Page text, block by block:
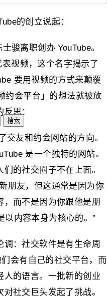
的创立说起：
骏离职创办 YouTube。
表视频，这个名字揭示了
要用视频的方式来颠覆
约会平台」的想法就被放
思：
交友和约会网站的方向。
是一个独特的网站。
的社交圈子不在上面。
朋友，但这通常是因为你
，而不是因为你跟他是朋
以内容本身为核心的。”
：社交软件是有生命周
会有自己的社交平台，而
人的语言。一批新的创业
社交巨头发起了挑战。